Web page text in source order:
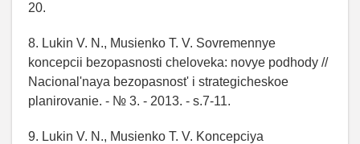
20.
8. Lukin V. N., Musienko T. V. Sovremennye
koncepcii bezopasnosti cheloveka: novye podhody //
Nacional'naya bezopasnost' i strategicheskoe
planirovanie. - № 3. - 2013. - s.7-11.
9. Lukin V. N., Musienko T. V. Koncepciya